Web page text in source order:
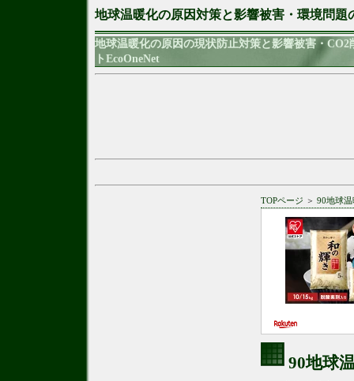
地球温暖化の原因対策と影響被害・環境問題
地球温暖化の原因の現状防止対策と影響被害・
トEcoOneNet
TOPページ ＞ 90地球
90地球